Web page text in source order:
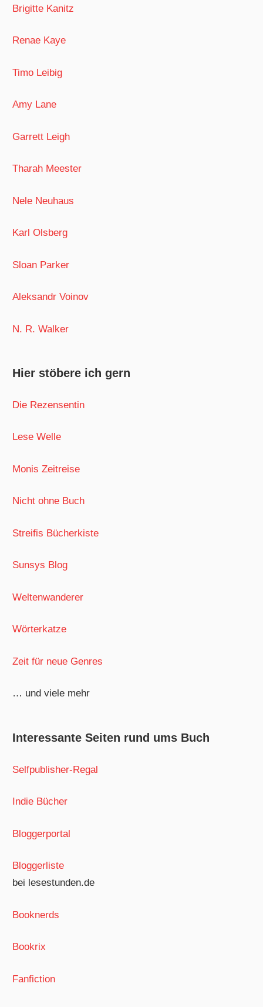
Brigitte Kanitz
Renae Kaye
Timo Leibig
Amy Lane
Garrett Leigh
Tharah Meester
Nele Neuhaus
Karl Olsberg
Sloan Parker
Aleksandr Voinov
N. R. Walker
Hier stöbere ich gern
Die Rezensentin
Lese Welle
Monis Zeitreise
Nicht ohne Buch
Streifis Bücherkiste
Sunsys Blog
Weltenwanderer
Wörterkatze
Zeit für neue Genres
… und viele mehr
Interessante Seiten rund ums Buch
Selfpublisher-Regal
Indie Bücher
Bloggerportal
Bloggerliste
bei lesestunden.de
Booknerds
Bookrix
Fanfiction